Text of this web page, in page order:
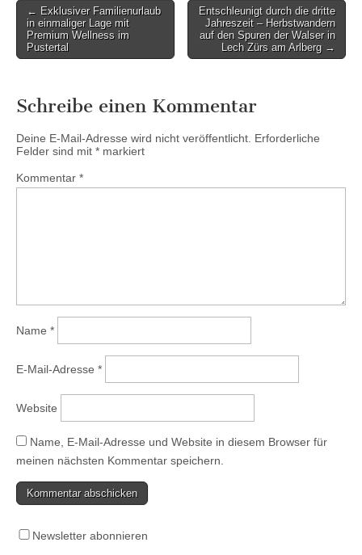
Post
navigation
← Exklusiver Familienurlaub
in einmaliger Lage mit
Premium Wellness im
Pustertal
Entschleunigt durch die dritte
Jahreszeit – Herbstwandern
auf den Spuren der Walser in
Lech Zürs am Arlberg →
Schreibe einen Kommentar
Deine E-Mail-Adresse wird nicht veröffentlicht. Erforderliche
Felder sind mit * markiert
Kommentar *
Name *
E-Mail-Adresse *
Website
Name, E-Mail-Adresse und Website in diesem Browser für
meinen nächsten Kommentar speichern.
Newsletter abonnieren